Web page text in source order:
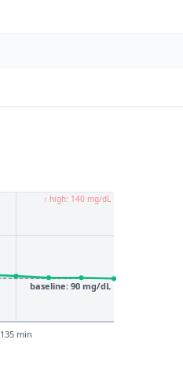
135 min
↑ high: 140 mg/dL
baseline: 90 mg/dL